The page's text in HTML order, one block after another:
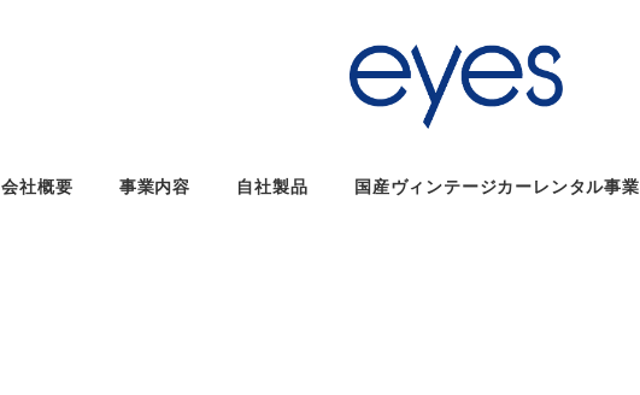
会社概要 事業内容 自社製品 国産ヴィンテージカーレンタル事業